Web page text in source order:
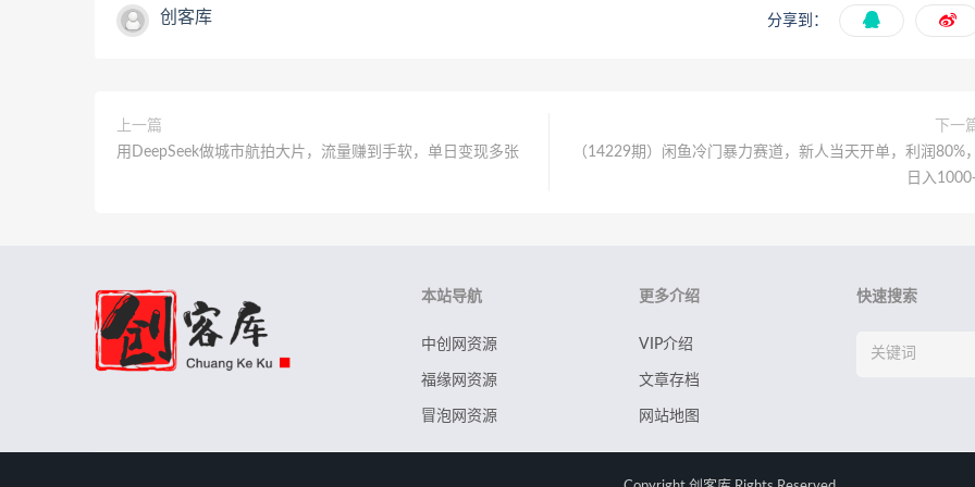
创客库 分享到：
上一篇
用DeepSeek做城市航拍大片，流量赚到手软，单日变现多张
下一
（14229期）闲鱼冷门暴力赛道，新人当天开单，利润80%，
日入
本站导航
中创网资源
福缘网资源
冒泡网资源
更多介绍
VIP介绍
文章存档
网站地图
快速搜索